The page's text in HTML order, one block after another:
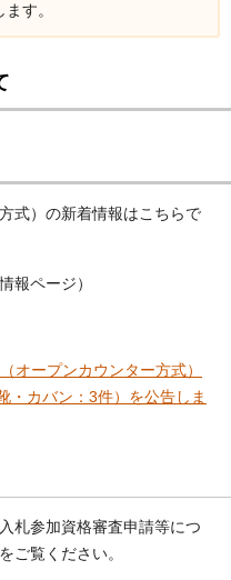
す。
式）の新着情報はこちらで
報ページ）
ープンカウンター方式）
・カバン：3件）を公告しま
札参加資格審査申請等につ
ご覧ください。